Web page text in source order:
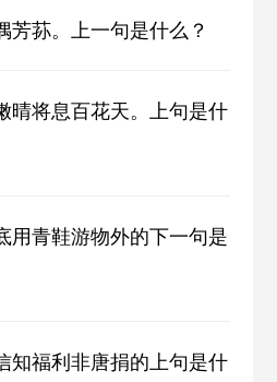
芳荪。上一句是什么？
晴将息百花天。上句是什
用青鞋游物外的下一句是
知福利非唐捐的上句是什